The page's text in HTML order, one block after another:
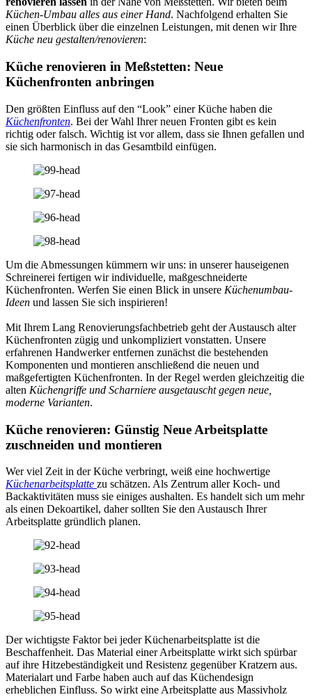
Küchen-Umbau alles aus einer Hand. Nachfolgend erhalten Sie
einen Überblick über die einzelnen Leistungen, mit denen wir Ihre
Küche neu gestalten/renovieren:
Küche renovieren in Meßstetten: Neue
Küchenfronten anbringen
Den größten Einfluss auf den “Look” einer Küche haben die
Küchenfronten. Bei der Wahl Ihrer neuen Fronten gibt es kein
richtig oder falsch. Wichtig ist vor allem, dass sie Ihnen gefallen und
sie sich harmonisch in das Gesamtbild einfügen.
Um die Abmessungen kümmern wir uns: in unserer hauseigenen
Schreinerei fertigen wir individuelle, maßgeschneiderte
Küchenfronten. Werfen Sie einen Blick in unsere Küchenumbau-
Ideen und lassen Sie sich inspirieren!
Mit Ihrem Lang Renovierungsfachbetrieb geht der Austausch alter
Küchenfronten zügig und unkompliziert vonstatten. Unsere
erfahrenen Handwerker entfernen zunächst die bestehenden
Komponenten und montieren anschließend die neuen und
maßgefertigten Küchenfronten. In der Regel werden gleichzeitig die
alten Küchengriffe und Scharniere ausgetauscht gegen neue,
moderne Varianten.
Küche renovieren: Günstig Neue Arbeitsplatte
zuschneiden und montieren
Wer viel Zeit in der Küche verbringt, weiß eine hochwertige
Küchenarbeitsplatte zu schätzen. Als Zentrum aller Koch- und
Backaktivitäten muss sie einiges aushalten. Es handelt sich um mehr
als einen Dekoartikel, daher sollten Sie den Austausch Ihrer
Arbeitsplatte gründlich planen.
Der wichtigste Faktor bei jeder Küchenarbeitsplatte ist die
Beschaffenheit. Das Material einer Arbeitsplatte wirkt sich spürbar
auf ihre Hitzebeständigkeit und Resistenz gegenüber Kratzern aus.
Materialart und Farbe haben auch auf das Küchendesign
erheblichen Einfluss. So wirkt eine Arbeitsplatte aus Massivholz